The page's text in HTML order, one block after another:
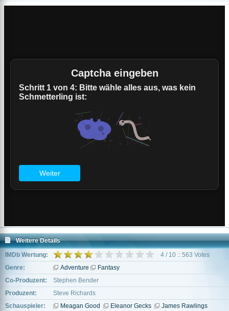
Weitere Details
IMDb Wertung:
4 / 10 :: 563 Votes
Genre:
Adventure
Fantasy
Co-Produzent:
Stephen Bender
Produzent:
Steve Richards
Schauspieler:
Meagan Good Eleanor Gecks
James Rawlings